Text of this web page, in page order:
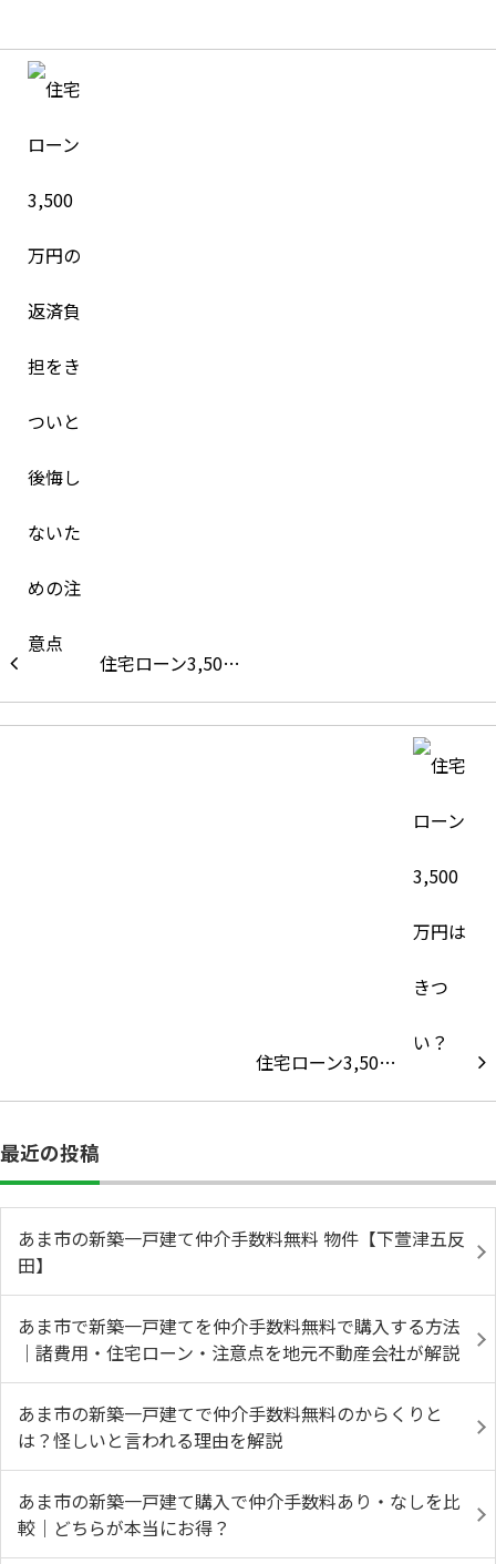
住宅ローン3,50…
住宅ローン3,50…
最近の投稿
あま市の新築一戸建て仲介手数料無料 物件【下萱津五反
田】
あま市で新築一戸建てを仲介手数料無料で購入する方法
｜諸費用・住宅ローン・注意点を地元不動産会社が解説
あま市の新築一戸建てで仲介手数料無料のからくりと
は？怪しいと言われる理由を解説
あま市の新築一戸建て購入で仲介手数料あり・なしを比
較｜どちらが本当にお得？